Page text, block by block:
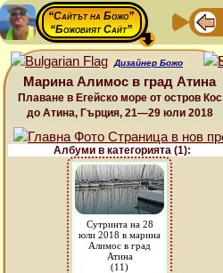
“Сайтът на Божо”
“Божовият Сайт”
Дизайнер Божо
Марина Алимос в град Атина
Плаване в Егейско море от остров Кос
до Атина, Гърция, 21—29 юли 2018
Албуми в категорията (1):
Сутринта на 28
юли 2018 в марина
Алимос в град
Атина
(11)